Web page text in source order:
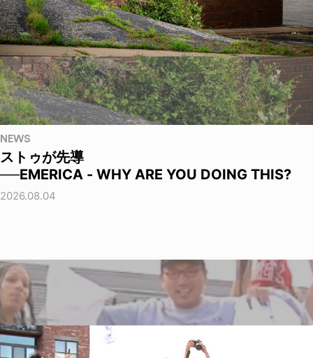
NEWS
ストゥが先導
──EMERICA - WHY ARE YOU DOING THIS?
2026.08.04